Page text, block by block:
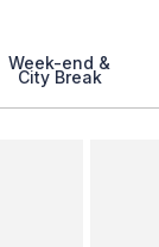
Week-end &
City Break